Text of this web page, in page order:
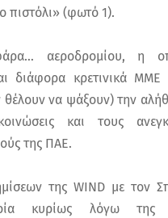
πιστόλι» (φωτό 1).
αεροδρομίου, η
διάφορα κρετινικά
να ψάξουν) την
και τους
της ΠΑΕ.
της WIND με τον
κυρίως λόγω της